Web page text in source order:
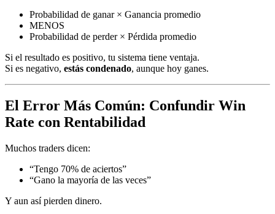
Probabilidad de ganar × Ganancia promedio
MENOS
Probabilidad de perder × Pérdida promedio
Si el resultado es positivo, tu sistema tiene ventaja.
Si es negativo, estás condenado, aunque hoy ganes.
El Error Más Común: Confundir Win
Rate con Rentabilidad
Muchos traders dicen:
“Tengo 70% de aciertos”
“Gano la mayoría de las veces”
Y aun así pierden dinero.